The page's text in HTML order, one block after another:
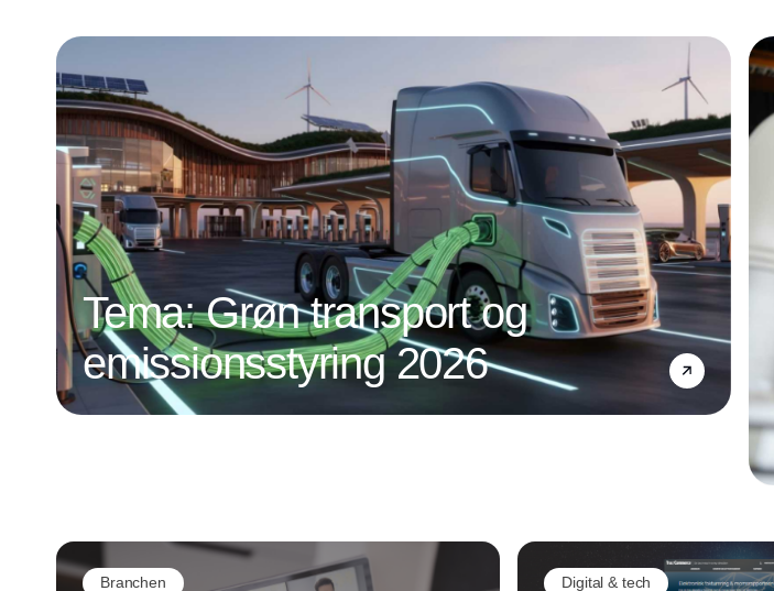
Tema: Grøn transport og
emissionsstyring 2026
Annonce
Branchen
Digital & tech